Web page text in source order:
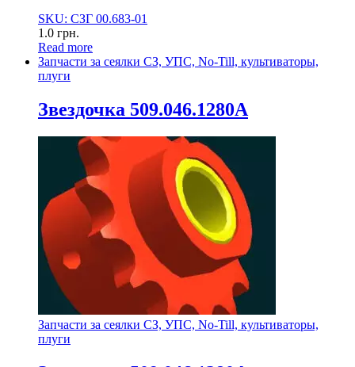
SKU: СЗГ 00.683-01
1.0 грн.
Read more
Запчасти за сеялки СЗ, УПС, No-Till, культиваторы,
плуги
Звездочка 509.046.1280А
Запчасти за сеялки СЗ, УПС, No-Till, культиваторы,
плуги